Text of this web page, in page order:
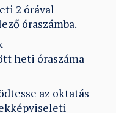
2 órával
óraszámba.
heti óraszáma
az oktatás